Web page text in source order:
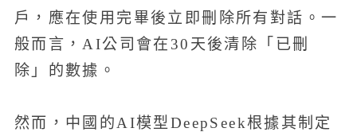
戶，應在使用完畢後立即刪除所有對話。一
般而言，AI公司會在30天後清除「已刪
除」的數據。
然而，中國的AI模型DeepSeek根據其制定